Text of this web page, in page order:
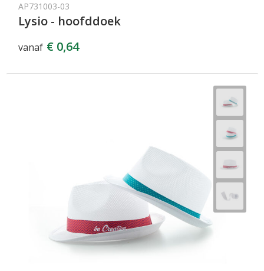
AP731003-03
Lysio - hoofddoek
vanaf € 0,64